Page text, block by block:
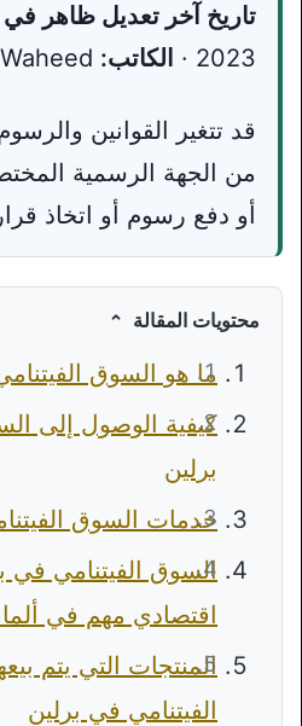
تاريخ آخر تعديل ظاهر في
2023 ·
الكاتب:
قد تتغير القوانين
من الجهة الرسمية
أو دفع رسوم أو اتخاذ
محتويات المقالة
ما هو السوق
كيفية الوصول إلى
برلين
خدمات السوق
السوق الفيتنامي في
اقتصادي مهم في
المنتجات التي يتم
الفيتنامي في برلين